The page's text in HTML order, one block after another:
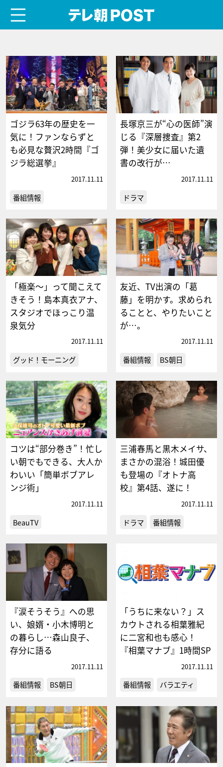
ゴジラ63年の歴史を一
気に！ファンならずと
も必見な贅沢2時間『ゴ
ジラ総選挙』
2017.11.11
番組情報
長塚京三が“心の医師”演
じる『深層捜査』第2
弾！美少女に届いた遺
書の改行が…
2017.11.11
ドラマ
「極楽〜」って聞こえて
きそう！島本真衣アナ、
スタジオでほっこり温
泉気分
2017.11.11
グッド！モーニング
友近、TV出演の「葛
藤」を明かす。求められ
ることと、やりたいこと
が…。
2017.11.11
番組情報 BS朝日
コツは“部分巻き”！忙し
い朝でもできる、大人か
わいい「簡単ボブアレ
ンジ術」
2017.11.11
BeauTV
三浦春馬と黒木メイサ、
まさかの混浴！城田優
も登場の『オトナ高
校』第4話、遂に！
2017.11.11
ドラマ 番組情報
『涙そうそう』への思
い、娘婿・小木博明と
の暮らし…森山良子、
存分に語る
2017.11.11
番組情報 BS朝日
「うちに来ない？」ス
カウトされる相葉雅紀
に二宮和也も感心！
『相葉マナブ』1時間SP
2017.11.11
番組情報 バラエティ